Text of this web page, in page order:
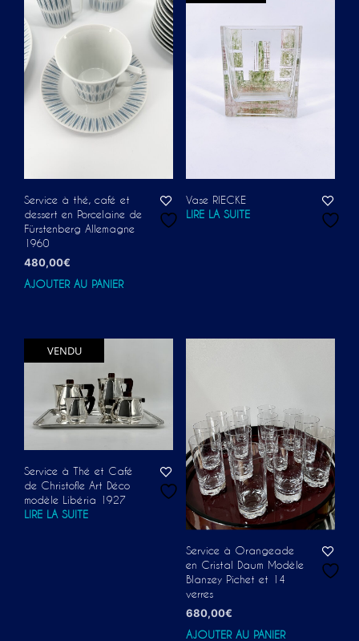
Service à thé, café et
dessert en Porcelaine de
Fürstenberg Allemagne
1960
480,00€
AJOUTER AU PANIER
Vase RIECKE
LIRE LA SUITE
VENDU
Service à Thé et Café
de Christofle Art Déco
modèle Libéria 1927
LIRE LA SUITE
Service à Orangeade
en Cristal Daum Modèle
Blanzey Pichet et 14
verres
680,00€
AJOUTER AU PANIER